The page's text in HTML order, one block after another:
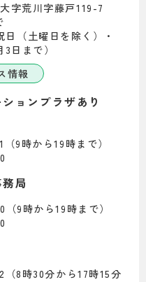
字荒川字藤戸119-7
（土曜日を除く）・
日まで）
情報
ョンプラザあり
9時から19時まで）
局
9時から19時まで）
8時30分から17時15分